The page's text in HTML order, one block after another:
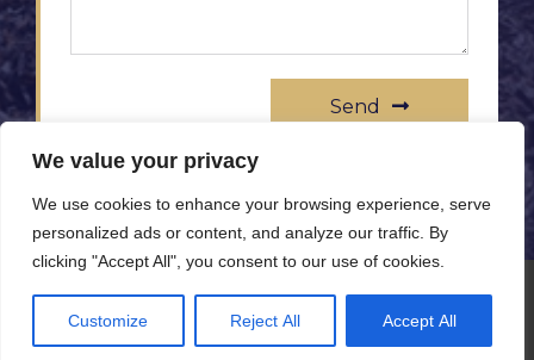
We value your privacy
We use cookies to enhance your browsing experience, serve
personalized ads or content, and analyze our traffic. By
clicking "Accept All", you consent to our use of cookies.
Customize Reject All Accept All
Send
© All rights reserved www.rameprezzo.it